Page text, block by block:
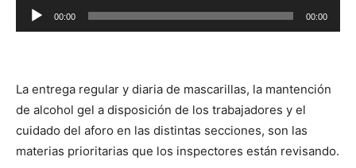
Reproductor
de
00:00 00:00
La entrega regular y diaria de mascarillas, la mantención
de alcohol gel a disposición de los trabajadores y el
cuidado del aforo en las distintas secciones, son las
materias prioritarias que los inspectores están revisando.